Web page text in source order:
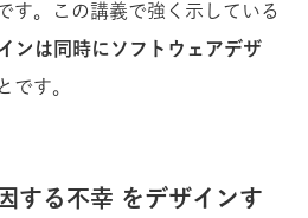
す。この講義で強く示している
ンは同時にソフトウェアデザ
です。
する不幸をデザインす